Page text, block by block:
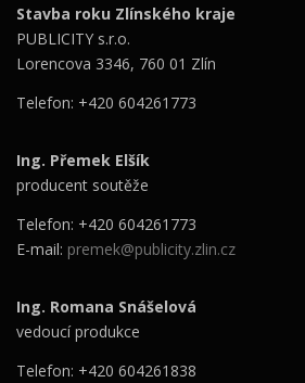
Stavba roku Zlínského kraje
PUBLICITY s.r.o.
Lorencova 3346, 760 01 Zlín
Telefon: +420 604261773
Ing. Přemek Elšík
producent soutěže
Telefon: +420 604261773
E-mail: premek@publicity.zlin.cz
Ing. Romana Snášelová
vedoucí produkce
Telefon: +420 604261838